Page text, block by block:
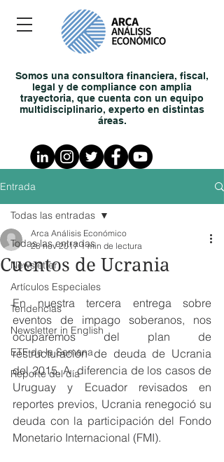
Somos una consultora financiera, fiscal,
legal y de compliance con amplia
trayectoria, que cuenta con un equipo
multidisciplinario, experto en distintas
áreas.
Entrada
Todas las entradas
Newsletter
Artículos Especiales
Tendencias
Newsletter in English
ETF de la Semana
Reporte del día
Todas las entradas
Cuentos de Ucrania
Arca Análisis Económico
28 nov 2017 1 min de lectura
En nuestra tercera entrega sobre
eventos de impago soberanos, nos
ocuparemos del plan de
restructuración de deuda de Ucrania
del 2015. A  diferencia de los casos de
Uruguay y Ecuador revisados en
reportes previos, Ucrania renegoció su
deuda con la participación del Fondo
Monetario Internacional (FMI).